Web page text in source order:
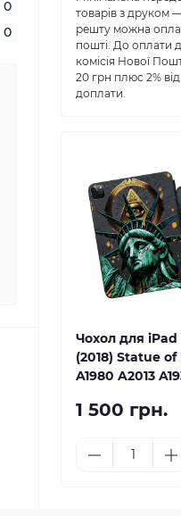
0
0
товарів з друком
решту можна
пошті. До оплати
комісія Нової
20 грн плюс 2%
доплати.
Чохол для iPad
(2018) Statue
A1980 A2013
1 500 грн.